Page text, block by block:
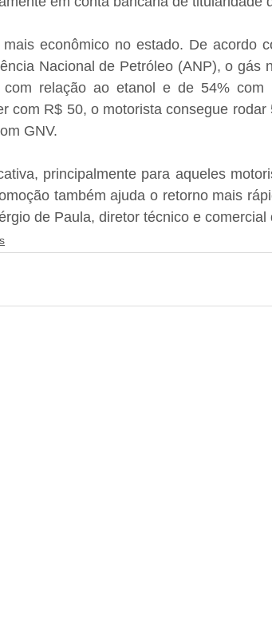
econômico no estado. De acordo
Nacional de Petróleo (ANP), o gás
relação ao etanol e de 54% com
com R$ 50, o motorista consegue
GNV.
principalmente para aqueles
também ajuda o retorno mais
de Paula, diretor técnico e comercial